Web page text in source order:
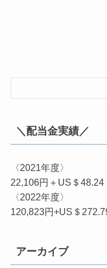
＼配当金実績／
〈2021年度〉
22,106円＋US＄48.24
〈2022年度〉
120,823円+US＄
アーカイブ